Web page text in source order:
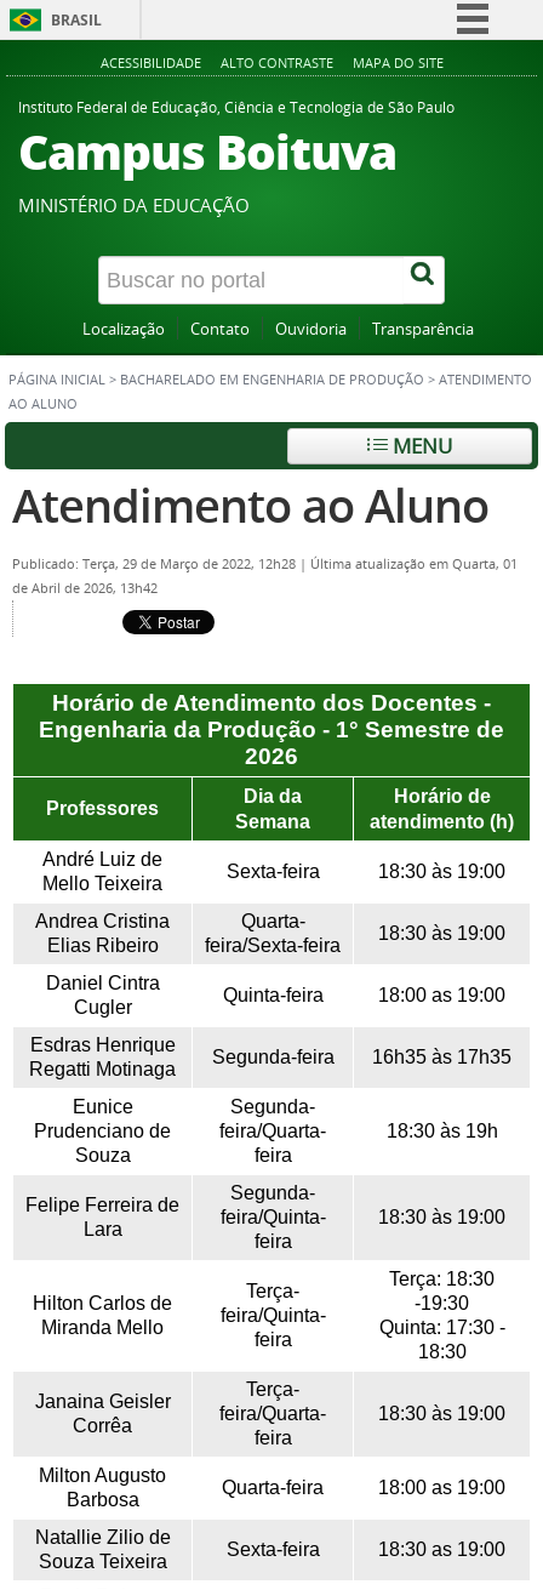
BRASIL
Simplifique!
Comunica BR
Acesso à informação
Canais
ACESSIBILIDADE ALTO CONTRASTE MAPA DO SITE
Instituto Federal de Educação, Ciência e Tecnologia de São Paulo
Campus Boituva
MINISTÉRIO DA EDUCAÇÃO
Localização Contato Ouvidoria Transparência
PÁGINA INICIAL > BACHARELADO EM ENGENHARIA DE PRODUÇÃO > ATENDIMENTO
AO ALUNO
MENU
Atendimento ao Aluno
Publicado: Terça, 29 de Março de 2022, 12h28 | Última atualização em Quarta, 01
de Abril de 2026, 13h42
Horário de Atendimento dos Docentes -
Engenharia da Produção - 1° Semestre de
2026
Professores
Dia da
Semana
Horário de
atendimento (h)
André Luiz de
Mello Teixeira
Sexta-feira 18:30 às 19:00
Andrea Cristina
Elias Ribeiro
Quarta-
feira/Sexta-feira
18:30 às 19:00
Daniel Cintra
Cugler
Quinta-feira 18:00 as 19:00
Esdras Henrique
Regatti Motinaga
Segunda-feira 16h35 às 17h35
Eunice
Prudenciano de
Souza
Segunda-
feira/Quarta-
feira
18:30 às 19h
Felipe Ferreira de
Lara
Segunda-
feira/Quinta-
feira
18:30 às 19:00
Hilton Carlos de
Miranda Mello
Terça-
feira/Quinta-
feira
Terça: 18:30
-19:30
Quinta: 17:30 -
18:30
Janaina Geisler
Corrêa
Terça-
feira/Quarta-
feira
18:30 às 19:00
Milton Augusto
Barbosa
Quarta-feira 18:00 as 19:00
Natallie Zilio de
Souza Teixeira
Sexta-feira 18:30 as 19:00